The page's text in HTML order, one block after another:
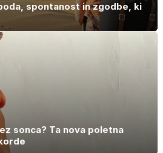
spontanost in zgodbe, ki
sonca? Ta nova poletna